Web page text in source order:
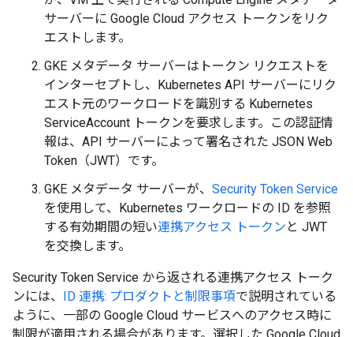
サーバーに Google Cloud アクセス トークンをリク
エストします。
GKE メタデータ サーバーはトークン リクエストを
インターセプトし、Kubernetes API サーバーにリク
エスト元のワークロードを識別する Kubernetes
ServiceAccount トークンを要求します。この認証情
報は、API サーバーによって署名された JSON Web
Token（JWT）です。
GKE メタデータ サーバーが、 Security Token Service
を使用して、Kubernetes ワークロードの ID を参照
する有効期間の短い連携アクセス トークン と JWT
を交換します。
Security Token Service から返される連携アクセス トーク
ンには、
ID 連携: プロダクトと制限事項で説明されている
ように、一部の Google Cloud サービスへのアクセス時に